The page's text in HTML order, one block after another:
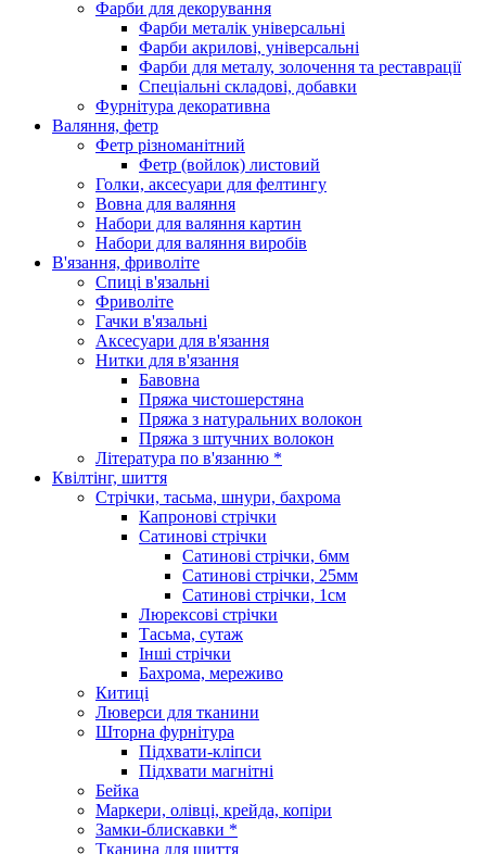
Фарби для декорування
Фарби металік універсальні
Фарби акрилові, універсальні
Фарби для металу, золочення та реставрації
Спеціальні складові, добавки
Фурнітура декоративна
Валяння, фетр
Фетр різноманітний
Фетр (войлок) листовий
Голки, аксесуари для фелтингу
Вовна для валяння
Набори для валяння картин
Набори для валяння виробів
В'язання, фриволіте
Спиці в'язальні
Фриволіте
Гачки в'язальні
Аксесуари для в'язання
Нитки для в'язання
Бавовна
Пряжа чистошерстяна
Пряжа з натуральних волокон
Пряжа з штучних волокон
Література по в'язанню *
Квілтінг, шиття
Стрічки, тасьма, шнури, бахрома
Капронові стрічки
Сатинові стрічки
Сатинові стрічки, 6мм
Сатинові стрічки, 25мм
Сатинові стрічки, 1см
Люрексові стрічки
Тасьма, сутаж
Інші стрічки
Бахрома, мереживо
Китиці
Люверси для тканини
Шторна фурнітура
Підхвати-кліпси
Підхвати магнітні
Бейка
Маркери, олівці, крейда, копіри
Замки-блискавки *
Тканина для шиття